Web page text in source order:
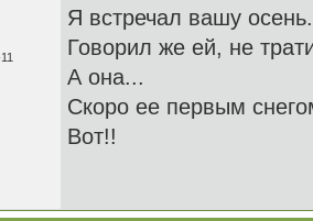
Я встречал вашу
Говорил же ей, не
А она...
Скоро ее первым
Вот!!